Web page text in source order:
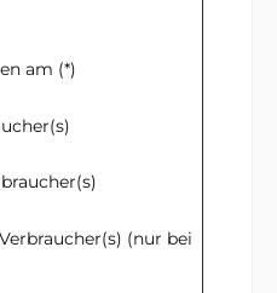
am (*)
(nur bei